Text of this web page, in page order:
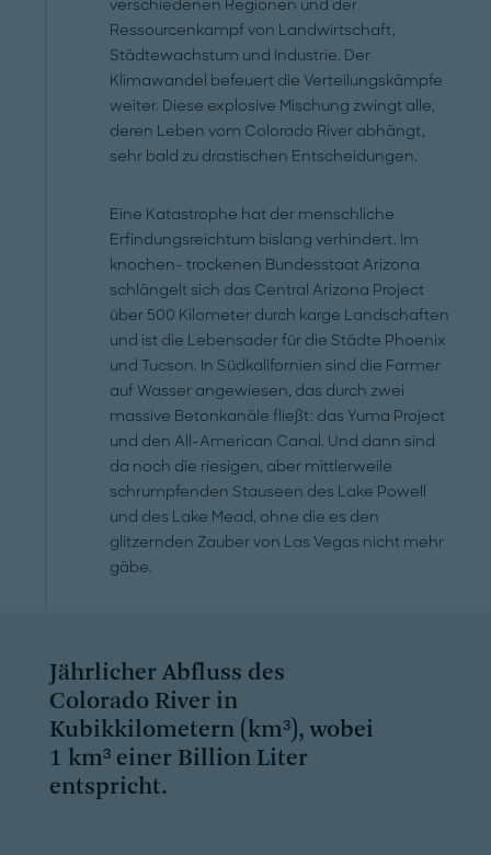
verschiedenen Regionen und der
Ressourcenkampf von Landwirtschaft,
Städtewachstum und Industrie. Der
Klimawandel befeuert die Verteilungskämpfe
weiter. Diese explosive Mischung zwingt alle,
deren Leben vom Colorado River abhängt,
sehr bald zu drastischen Entscheidungen.
Eine Katastrophe hat der menschliche
Erfindungsreichtum bislang verhindert. Im
knochen- trockenen Bundesstaat Arizona
schlängelt sich das Central Arizona Project
über 500 Kilometer durch karge Landschaften
und ist die Lebensader für die Städte Phoenix
und Tucson. In Südkalifornien sind die Farmer
auf Wasser angewiesen, das durch zwei
massive Betonkanäle fließt: das Yuma Project
und den All-American Canal. Und dann sind
da noch die riesigen, aber mittlerweile
schrumpfenden Stauseen des Lake Powell
und des Lake Mead, ohne die es den
glitzernden Zauber von Las Vegas nicht mehr
gäbe.
Jährlicher Abfluss des
Colorado River in
Kubikkilometern (km³), wobei
1 km³ einer Billion Liter
entspricht.